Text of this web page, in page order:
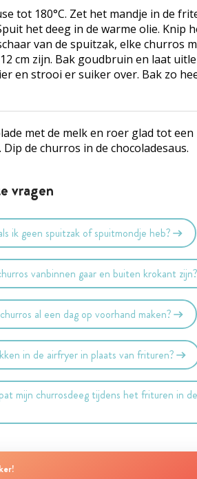
tot 180°C. Zet het mandje in de
het deeg in de warme olie. Knip
van de spuitzak, elke churros
cm zijn. Bak goudbruin en laat
en strooi er suiker over. Bak zo
met de melk en roer glad tot een
Dip de churros in de chocoladesaus.
vragen
ik geen spuitzak of spuitmondje heb?
vanbinnen gaar en buiten krokant
al een dag op voorhand maken?
in de airfryer in plaats van frituren?
mijn churrosdeeg tijdens het frituren in